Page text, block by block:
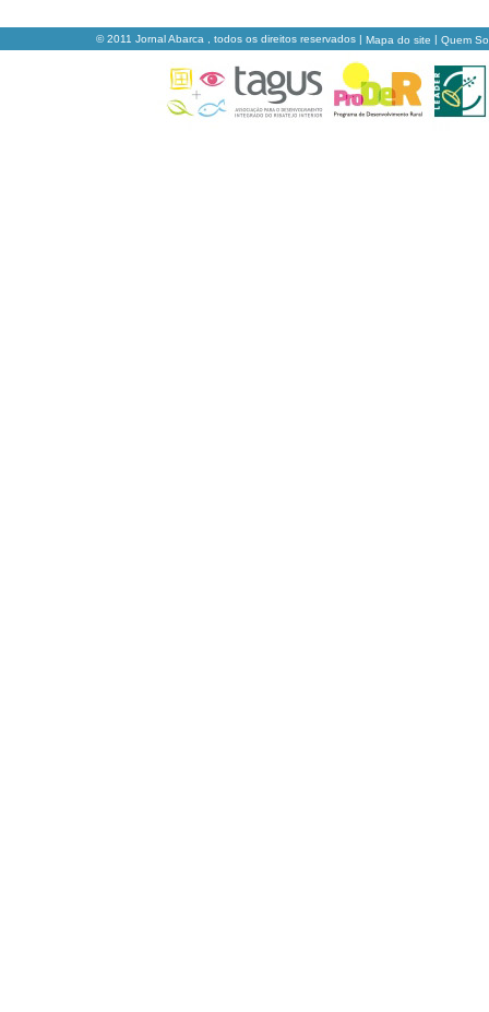
© 2011 Jornal Abarca , todos os direitos reservados | Mapa do site | Quem